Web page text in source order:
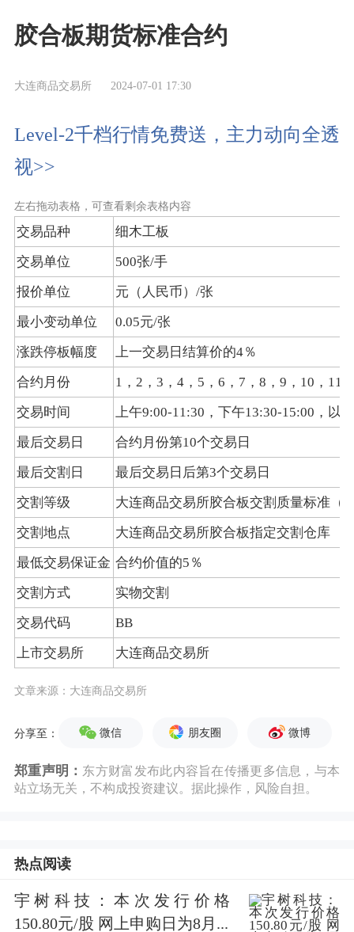
胶合板期货标准合约
大连商品交易所 2024-07-01 17:30
Level-2千档行情免费送，主力动向全透
视>>
左右拖动表格，可查看剩余表格内容
交易品种
细木工板
交易单位
500张/手
报价单位
元（人民币）/张
最小变动单位
0.05元/张
涨跌停板幅度
上一交易日结算价的4％
合约月份
1，2，3，4，5，6，7，8，9，10，11
交易时间
上午9:00-11:30，下午13:30-15:00，以
最后交易日
合约月份第10个交易日
最后交割日
最后交易日后第3个交易日
交割等级
大连商品交易所胶合板交割质量标准（
交割地点
大连商品交易所胶合板指定交割仓库
最低交易保证金 合约价值的5％
交割方式
实物交割
交易代码
BB
上市交易所
大连商品交易所
文章来源：大连商品交易所
分享至： 微信 朋友圈 微博
郑重声明： 东方财富发布此内容旨在传播更多信息，与本
站立场无关，不构成投资建议。据此操作，风险自担。
热点阅读
宇树科技：本次发行价格
150.80元/股 网上申购日为8月...